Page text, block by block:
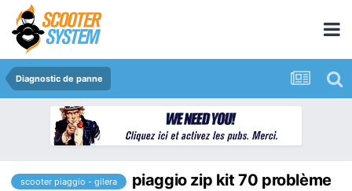
Diagnostic de panne
scooter piaggio - gilera piaggio zip kit 70 problème